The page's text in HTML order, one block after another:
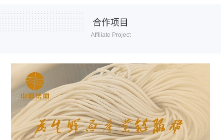
合作项目
Affiliate Project